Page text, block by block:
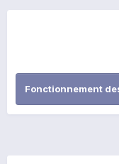
Fonctionnement